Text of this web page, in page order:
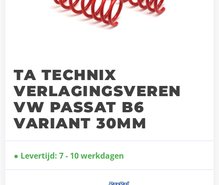
TA TECHNIX
VERLAGINGSVEREN
VW PASSAT B6
VARIANT 30MM
Levertijd: 7 - 10 werkdagen